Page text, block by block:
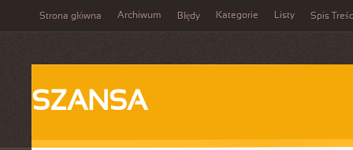
Strona główna Archiwum Błędy Kategorie Listy Spis
SZANSA